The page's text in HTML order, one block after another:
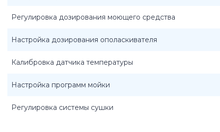
Регулировка дозирования моющего средства
Настройка дозирования ополаскивателя
Калибровка датчика температуры
Настройка программ мойки
Регулировка системы сушки